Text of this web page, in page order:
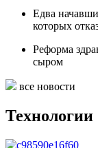
Едва
которых
Реформа
сыром
все новости
Технологии